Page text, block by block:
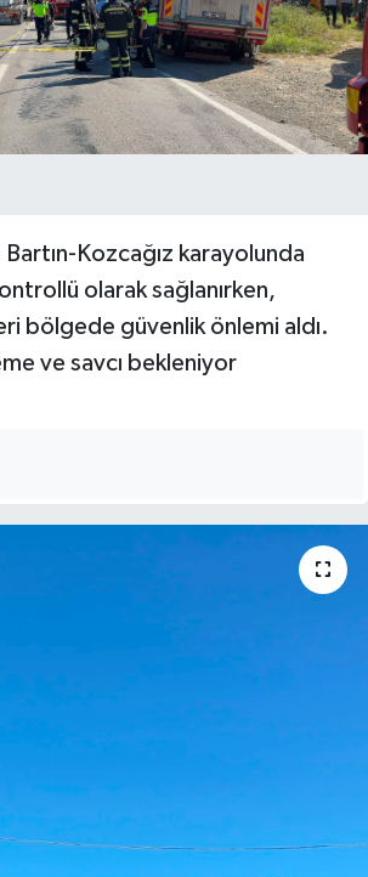
Kozcağız karayolunda
olarak sağlanırken,
bölgede güvenlik önlemi aldı.
ve savcı bekleniyor